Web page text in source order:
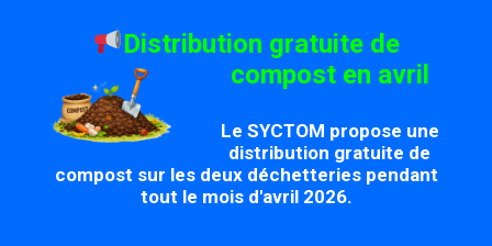
Distribution gratuite de
compost en avril
Le SYCTOM propose une
distribution gratuite de
compost sur les deux déchetteries pendant
tout le mois d'avril 2026.